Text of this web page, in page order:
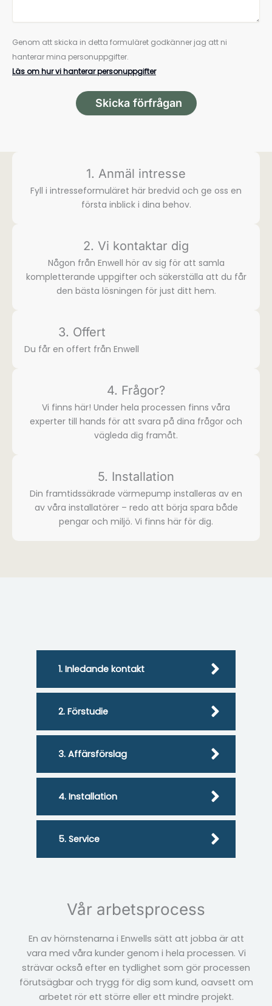
Genom att skicka in detta formuläret godkänner jag att ni
hanterar mina personuppgifter.
Läs om hur vi hanterar personuppgifter
Skicka förfrågan
1. Anmäl intresse
Fyll i intresse­formuläret här bredvid och ge oss en
första inblick i dina behov.
2. Vi kontaktar dig
Någon från Enwell hör av sig för att samla
komplette­rande uppgifter och säkerställa att du får
den bästa lösningen för just ditt hem.
3. Offert
Du får en offert från Enwell
4. Frågor?
Vi finns här! Under hela processen finns våra
experter till hands för att svara på dina frågor och
vägleda dig framåt.
5. Installation
Din framtidssäkrade värmepump installeras av en
av våra installatörer – redo att börja spara både
pengar och miljö. Vi finns här för dig.​
1. Inledande kontakt
2. Förstudie
3. Affärsförslag
4. Installation
5. Service
Vår arbetsprocess
En av hörnstenarna i Enwells sätt att jobba är att
vara med våra kunder genom i hela processen. Vi
strävar också efter en tydlighet som gör processen
förutsägbar och trygg för dig som kund, oavsett om
arbetet rör ett större eller ett mindre projekt.